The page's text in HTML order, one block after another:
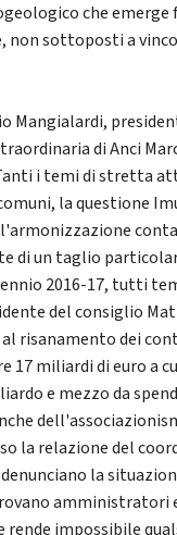
che emerge
non sottoposti a
di Anci
i temi di stretta
la questione
di un taglio
2016-17, tutti
del consiglio
risanamento dei
17 miliardi di euro a
e mezzo da
la relazione del
la
amministratori
rende impossibile